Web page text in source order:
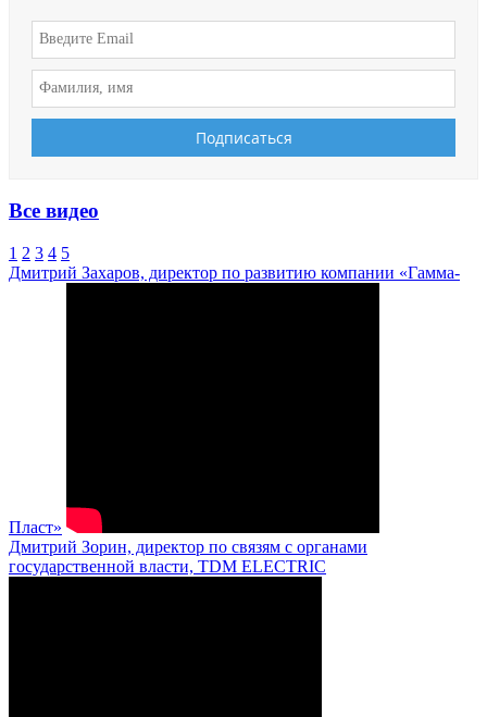
Все видео
1 2 3 4 5
Дмитрий Захаров, директор по развитию компании «Гамма-
Пласт»
Дмитрий Зорин, директор по связям с органами
государственной власти, TDM ELECTRIC